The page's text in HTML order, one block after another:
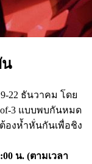
22 ธันวาคม โดย
3 แบบพบกันหมด
องห้ำหั่นกันเพื่อชิง
น. (ตามเวลา